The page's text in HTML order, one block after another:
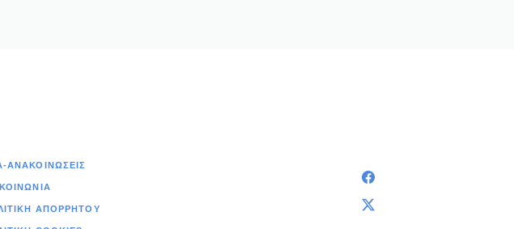
ΑΝΑΚΟΙΝΩΣΕΙΣ
ΑΠΟΡΡΗΤΟΥ